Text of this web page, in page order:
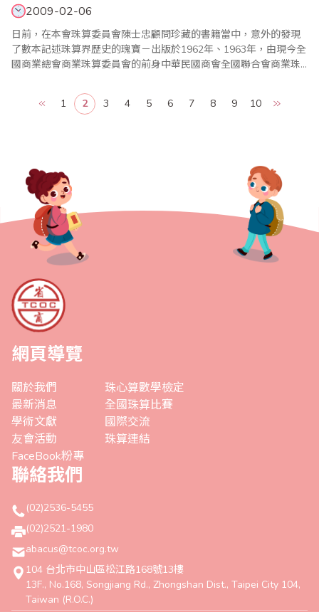
2009-02-06
日前，在本會珠算委員會陳士忠顧問珍藏的書籍當中，意外的發現
了數本記述珠算界歷史的瑰寶－出版於1962年、1963年，由現今全
國商業總會商業珠算委員會的前身中華民國商會全國聯合會商業珠
多國際珠算協會籌辦、成立的過程，同時也呈現了當年台灣省商業
會珠算委員會的前身台灣省商會聯合會珠算促進委員會與中華民國
1 2 3 4 5 6 7 8 9 10
網頁導覽
關於我們
最新消息
學術文獻
友會活動
FaceBook粉專
珠心算數學檢定
全國珠算比賽
國際交流
珠算連結
聯絡我們
(02)2536-5455
(02)2521-1980
abacus@tcoc.org.tw
104 台北市中山區松江路168號13樓
13F., No.168, Songjiang Rd., Zhongshan Dist., Taipei City 104,
Taiwan (R.O.C.)